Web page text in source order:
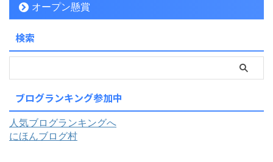
オープン懸賞
検索
ブログランキング参加中
人気ブログランキングへ
にほんブログ村